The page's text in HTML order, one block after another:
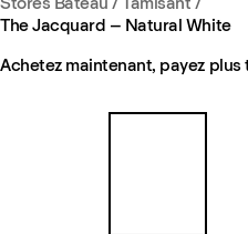
The Jacquard – Natural White
Achetez maintenant, payez plus